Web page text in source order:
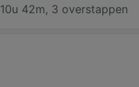
10u 42m, 3 overstappen